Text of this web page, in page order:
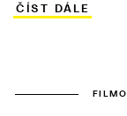
muž z města,
vlastní režijní
ČÍST DÁLE